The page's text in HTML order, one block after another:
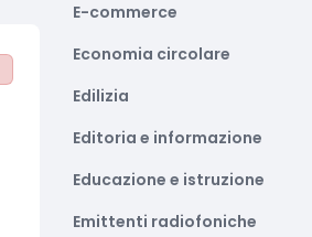
E-commerce
Economia circolare
Edilizia
Editoria e informazione
Educazione e istruzione
Emittenti radiofoniche